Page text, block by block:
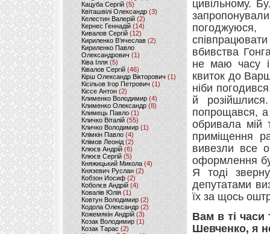
Кацуба Сергій (5)
Квіташвілі Олександр(3)
Келестин Валерій(2)
Кернес Геннадій (14)
Кивалов Сергій (12)
Кириленко В’ячеслав (2)
Кириленко Павло
Олександрович (1)
Ківа Ілля (5)
Ківалов Сергій(46)
Кірш Олександр Вікторович (1)
Кісільов Ігор Петрович (1)
Кіссе Антон (2)
Клименко Володимир(4)
Клименко Олександр (8)
Климець Павло (1)
Кличко Віталій(55)
Кличко Володимир (1)
Клімкін Павло (4)
Клімов Леонід(2)
Клюєв Андрій(6)
Клюєв Сергій (5)
Княжицький Микола(4)
Князевич Руслан (2)
Кобзон Иосиф(2)
Коболєв Андрій (4)
Ковалів Юлія(1)
Ковтун Володимир (2)
Кодола Олександр (2)
Кожемякін Андрій (3)
Козак Володимир (1)
Козак Тарас (2)
цивільному.
вбивства
не маю часу
квиток до
ніби
й
попрощався,
обривала
приміщення
вивезли все
оформлення
Я тоді
депутатами
їх за щось
Вам в ті часи
Шевченко, я